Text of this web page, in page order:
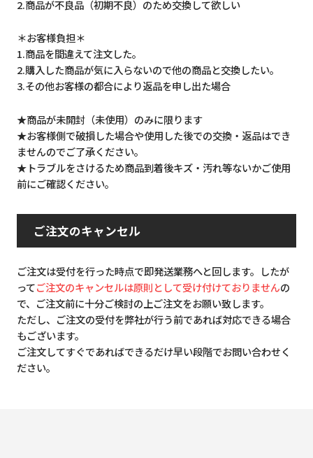
2.商品が不良品（初期不良）のため交換して欲しい
＊お客様負担＊
1.商品を間違えて注文した。
2.購入した商品が気に入らないので他の商品と交換したい。
3.その他お客様の都合により返品を申し出た場合
★商品が未開封（未使用）のみに限ります
★お客様側で破損した場合や使用した後での交換・返品はでき
ませんのでご了承ください。
★トラブルをさけるため商品到着後キズ・汚れ等ないかご使用
前にご確認ください。
ご注文のキャンセル
ご注文は受付を行った時点で即発送業務へと回します。したが
ってご注文のキャンセルは原則として受け付けておりませんの
で、ご注文前に十分ご検討の上ご注文をお願い致します。
ただし、ご注文の受付を弊社が行う前であれば対応できる場合
もございます。
ご注文してすぐであればできるだけ早い段階でお問い合わせく
ださい。